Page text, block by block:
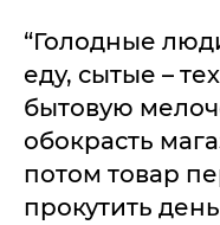
“Голодные
еду, сытые –
бытовую
обокрасть
потом товар
прокутить